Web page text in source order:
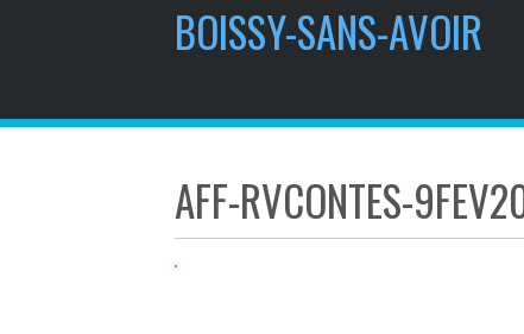
BOISSY-SANS-AVOIR
AFF-RVCONTES-